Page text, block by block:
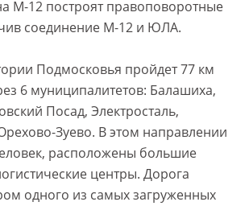
М-12 построят правоповоротные
соединение М-12 и ЮЛА.
Подмосковья пройдет 77 км
6 муниципалитетов: Балашиха,
Посад, Электросталь,
Зуево. В этом направлении
расположены большие
центры. Дорога
одного из самых загруженных